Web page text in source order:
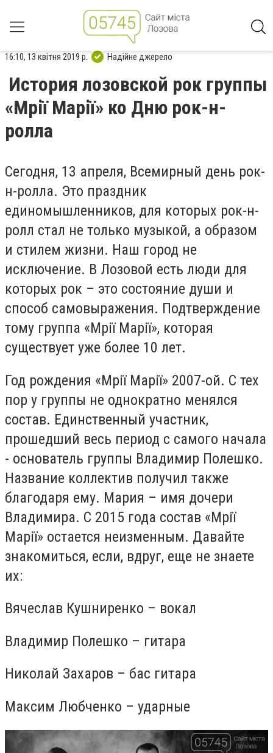
16:10, 13 квітня 2019 р. Надійне джерело
История лозовской рок группы
«Мрії Марії» ко Дню рок-н-
ролла
Сегодня, 13 апреля, Всемирный день рок-
н-ролла. Это праздник
единомышленников, для которых рок-н-
ролл стал не только музыкой, а образом
и стилем жизни. Наш город не
исключение. В Лозовой есть люди для
которых рок – это состояние души и
способ самовыражения. Подтверждение
тому группа «Мрії Марії», которая
существует уже более 10 лет.
Год рождения «Мрії Марії» 2007-ой. С тех
пор у группы не однократно менялся
состав. Единственный участник,
прошедший весь период с самого начала
- основатель группы Владимир Полешко.
Название коллектив получил также
благодаря ему. Мария – имя дочери
Владимира. С 2015 года состав «Мрії
Марії» остается неизменным. Давайте
знакомиться, если, вдруг, еще не знаете
их:
Вячеслав Кушниренко – вокал
Владимир Полешко – гитара
Николай Захаров – бас гитара
Максим Любченко – ударные